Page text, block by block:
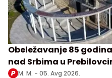
Obeležavanje 85
nad Srbima u
M. M. - 05. Avg 2026.